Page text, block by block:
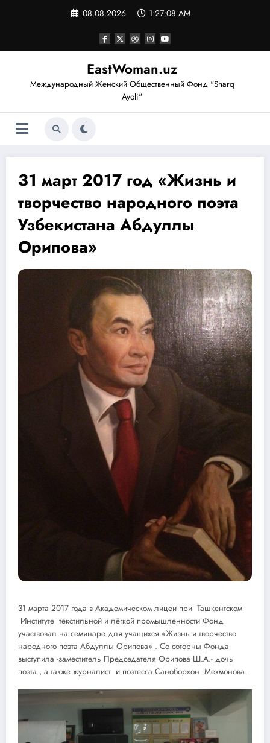
08.08.2026 1:27:08 AM
EastWoman.uz
Международный Женский Общественный Фонд "Sharq
Ayoli"
31 март 2017 год «Жизнь и
творчество народного поэта
Узбекистана Абдуллы
Орипова»
31 марта 2017 года в Академическом лицеи при Ташкентском
Институте текстильной и лёгкой промышленности Фонд
участвовал на семинаре для учащихся «Жизнь и творчество
народного поэта Абдуллы Орипова» . Со соторны Фонда
выступила -заместитель Председателя Орипова Ш.А.- дочь
поэта , а также журналист и поэтесса Саноборхон Мехмонова.